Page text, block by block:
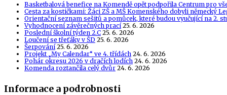
Basketbalová benefice na Komendě opět podpořila Centrum pro
Cesta za kostičkami: Žáci ZŠ a MŠ Komenského dobyli německý
Orientační seznam sešitů a pomůcek, které budou vyučující na 2.
Vyhodnocení závěrečných prací 25. 6. 2026
Poslední školní týden 2.C 25. 6. 2026
Loučení se třeťáky v ŠD 25. 6. 2026
Šerpování 25. 6. 2026
Projekt „My Calendar“ ve 4. třídách 24. 6. 2026
Pohár okresu 2026 v dračích lodích 24. 6. 2026
Komenda roztančila celý dvůr 24. 6. 2026
Informace a podrobnosti